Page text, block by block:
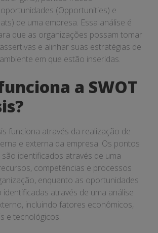
(Opportunities) e
de uma empresa. Essa análise é
que as organizações possam tomar
e alinhar suas estratégias de
em que estão inseridas.
a SWOT
funciona através da realização de
e externa da empresa. Os pontos
identificados através de uma
competências e processos
enquanto as oportunidades
identificadas através de uma análise
incluindo fatores econômicos,
e tecnológicos.